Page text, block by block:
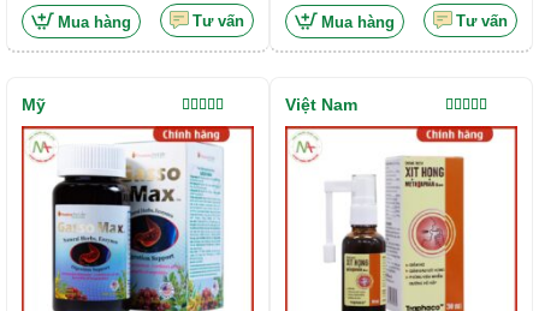
Mua hàng Tư vấn Mua hàng Tư vấn
Được xếp
hạng5.00
sao
Mỹ
Được xếp
hạng5.00
sao
Việt Nam